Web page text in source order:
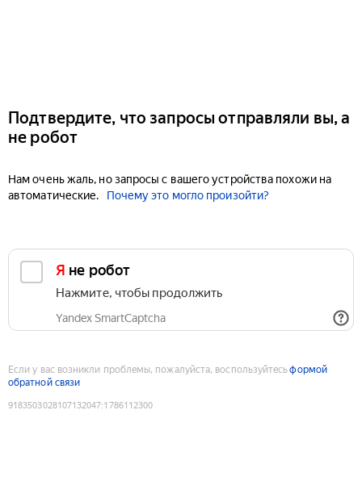
Подтвердите, что запросы отправляли вы, а
не робот
Нам очень жаль, но запросы с вашего устройства похожи на
автоматические.
Почему это могло произойти?
Я не робот
Нажмите, чтобы продолжить
Yandex SmartCaptcha
Если у вас возникли проблемы, пожалуйста, воспользуйтесьформой
обратной связи
9183503028107132047:1786112300